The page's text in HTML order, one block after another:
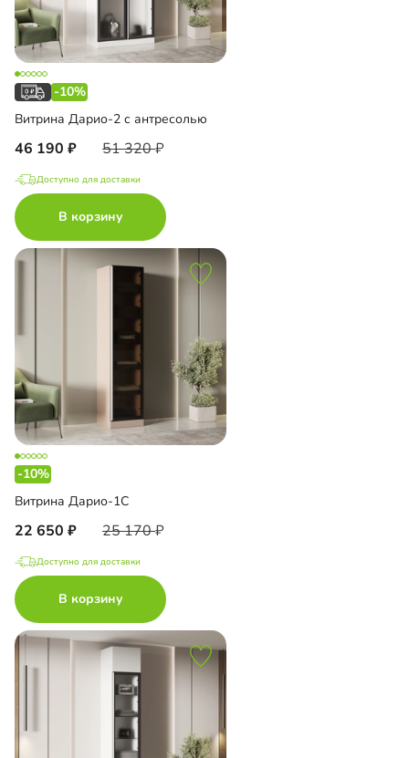
-10%
Витрина Дарио-2 с антресолью
46 190 51 320
Доступно для доставки
В корзину
-10%
Витрина Дарио-1С
22 650 25 170
Доступно для доставки
В корзину